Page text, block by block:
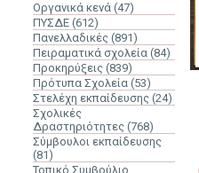
Οργανικά κενά (47)
ΠΥΣΔΕ (612)
Πανελλαδικές (891)
Πειραματικά σχολεία (84)
Προκηρύξεις (839)
Πρότυπα Σχολεία (53)
Στελέχη εκπαίδευσης (24)
Σχολικές
Δραστηριότητες (768)
Σύμβουλοι εκπαίδευσης
(81)
Τοπικό Συμβούλιο